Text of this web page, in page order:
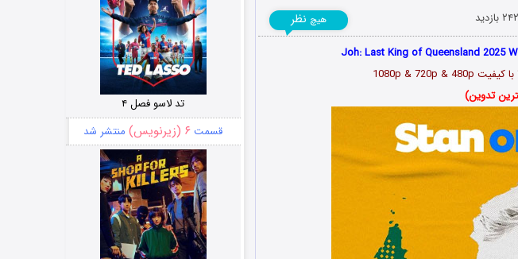
هیچ نظر
تدوین)
تد لاسو فصل ۴
قسمت ۶ (زیرنویس) منتشر شد